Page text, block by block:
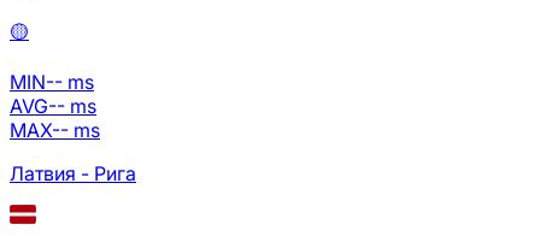
🟡
MIN-- ms
AVG-- ms
MAX-- ms
Латвия - Рига